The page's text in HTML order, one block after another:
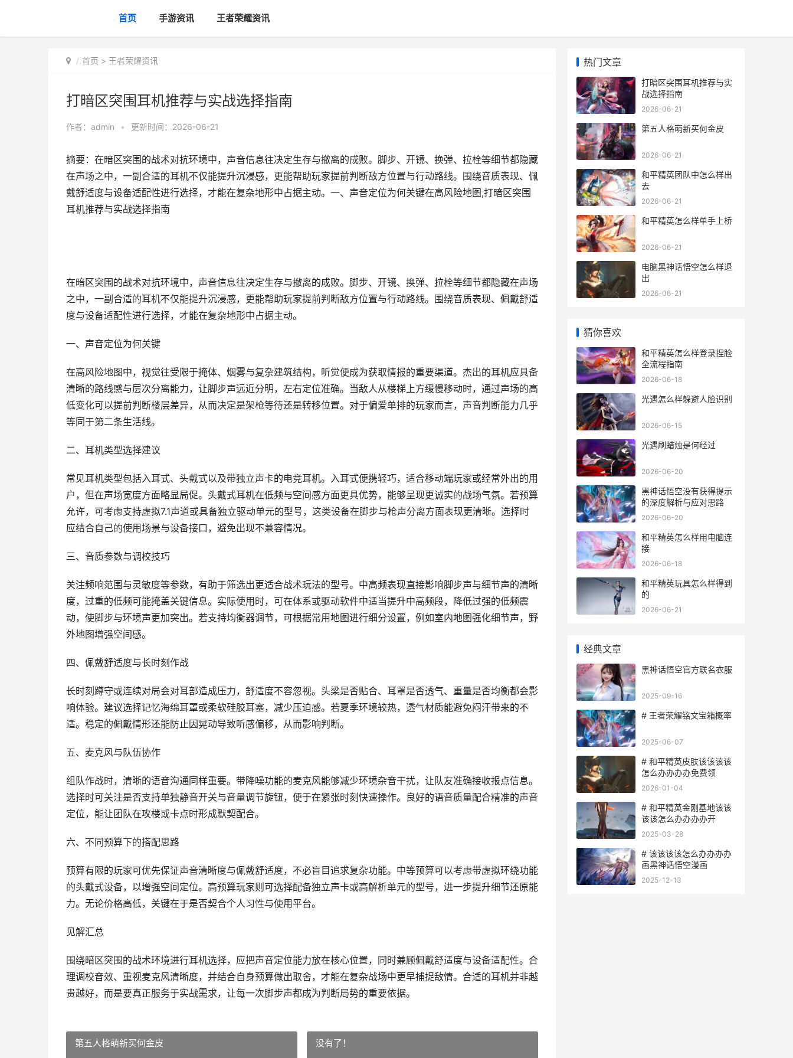
首页 手游资讯 王者荣耀资讯
首页 > 王者荣耀资讯
打暗区突围耳机推荐与实战选择指南
作者： admin • 更新时间：2026-06-21
摘要：在暗区突围的战术对抗环境中，声音信息往决定生存与撤离的成败。脚步、开镜、换弹、拉栓等细节都隐藏
在声场之中，一副合适的耳机不仅能提升沉浸感，更能帮助玩家提前判断敌方位置与行动路线。围绕音质表现、佩
戴舒适度与设备适配性进行选择，才能在复杂地形中占据主动。一、声音定位为何关键在高风险地图,打暗区突围
耳机推荐与实战选择指南
在暗区突围的战术对抗环境中，声音信息往决定生存与撤离的成败。脚步、开镜、换弹、拉栓等细节都隐藏在声场
之中，一副合适的耳机不仅能提升沉浸感，更能帮助玩家提前判断敌方位置与行动路线。围绕音质表现、佩戴舒适
度与设备适配性进行选择，才能在复杂地形中占据主动。
一、声音定位为何关键
在高风险地图中，视觉往受限于掩体、烟雾与复杂建筑结构，听觉便成为获取情报的重要渠道。杰出的耳机应具备
清晰的路线感与层次分离能力，让脚步声远近分明，左右定位准确。当敌人从楼梯上方缓慢移动时，通过声场的高
低变化可以提前判断楼层差异，从而决定是架枪等待还是转移位置。对于偏爱单排的玩家而言，声音判断能力几乎
等同于第二条生活线。
二、耳机类型选择建议
常见耳机类型包括入耳式、头戴式以及带独立声卡的电竞耳机。入耳式便携轻巧，适合移动端玩家或经常外出的用
户，但在声场宽度方面略显局促。头戴式耳机在低频与空间感方面更具优势，能够呈现更诚实的战场气氛。若预算
允许，可考虑支持虚拟7.1声道或具备独立驱动单元的型号，这类设备在脚步与枪声分离方面表现更清晰。选择时
应结合自己的使用场景与设备接口，避免出现不兼容情况。
三、音质参数与调校技巧
关注频响范围与灵敏度等参数，有助于筛选出更适合战术玩法的型号。中高频表现直接影响脚步声与细节声的清晰
度，过重的低频可能掩盖关键信息。实际使用时，可在体系或驱动软件中适当提升中高频段，降低过强的低频震
动，使脚步与环境声更加突出。若支持均衡器调节，可根据常用地图进行细分设置，例如室内地图强化细节声，野
外地图增强空间感。
四、佩戴舒适度与长时刻作战
长时刻蹲守或连续对局会对耳部造成压力，舒适度不容忽视。头梁是否贴合、耳罩是否透气、重量是否均衡都会影
响体验。建议选择记忆海绵耳罩或柔软硅胶耳塞，减少压迫感。若夏季环境较热，透气材质能避免闷汗带来的不
适。稳定的佩戴情形还能防止因晃动导致听感偏移，从而影响判断。
五、麦克风与队伍协作
组队作战时，清晰的语音沟通同样重要。带降噪功能的麦克风能够减少环境杂音干扰，让队友准确接收报点信息。
选择时可关注是否支持单独静音开关与音量调节旋钮，便于在紧张时刻快速操作。良好的语音质量配合精准的声音
定位，能让团队在攻楼或卡点时形成默契配合。
六、不同预算下的搭配思路
预算有限的玩家可优先保证声音清晰度与佩戴舒适度，不必盲目追求复杂功能。中等预算可以考虑带虚拟环绕功能
的头戴式设备，以增强空间定位。高预算玩家则可选择配备独立声卡或高解析单元的型号，进一步提升细节还原能
力。无论价格高低，关键在于是否契合个人习性与使用平台。
见解汇总
围绕暗区突围的战术环境进行耳机选择，应把声音定位能力放在核心位置，同时兼顾佩戴舒适度与设备适配性。合
理调校音效、重视麦克风清晰度，并结合自身预算做出取舍，才能在复杂战场中更早捕捉敌情。合适的耳机并非越
贵越好，而是要真正服务于实战需求，让每一次脚步声都成为判断局势的重要依据。
第五人格萌新买何金皮 没有了！
热门文章
打暗区突围耳机推荐与实
战选择指南
2026-06-21
第五人格萌新买何金皮
2026-06-21
和平精英团队中怎么样出
去
2026-06-21
和平精英怎么样单手上桥
2026-06-21
电脑黑神话悟空怎么样退
出
2026-06-21
猜你喜欢
和平精英怎么样登录捏脸
全流程指南
2026-06-18
光遇怎么样躲避人脸识别
2026-06-15
光遇刷蜡烛是何经过
2026-06-20
黑神话悟空没有获得提示
的深度解析与应对思路
2026-06-20
和平精英怎么样用电脑连
接
2026-06-18
和平精英玩具怎么样得到
的
2026-06-21
经典文章
黑神话悟空官方联名衣服
2025-09-16
# 王者荣耀铭文宝箱概率
2025-06-07
# 和平精英皮肤该该该该
怎么办办办办免费领
2026-01-04
# 和平精英金刚基地该该
该该怎么办办办办开
2025-03-28
# 该该该该怎么办办办办
画黑神话悟空漫画
2025-12-13